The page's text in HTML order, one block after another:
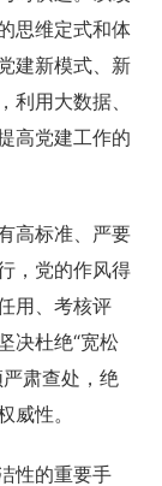
思维定式和体
建新模式、新
利用大数据、
高党建工作的
高标准、严要
，党的作风得
用、考核评
决杜绝“宽松
肃查处，绝
威性。
性的重要手